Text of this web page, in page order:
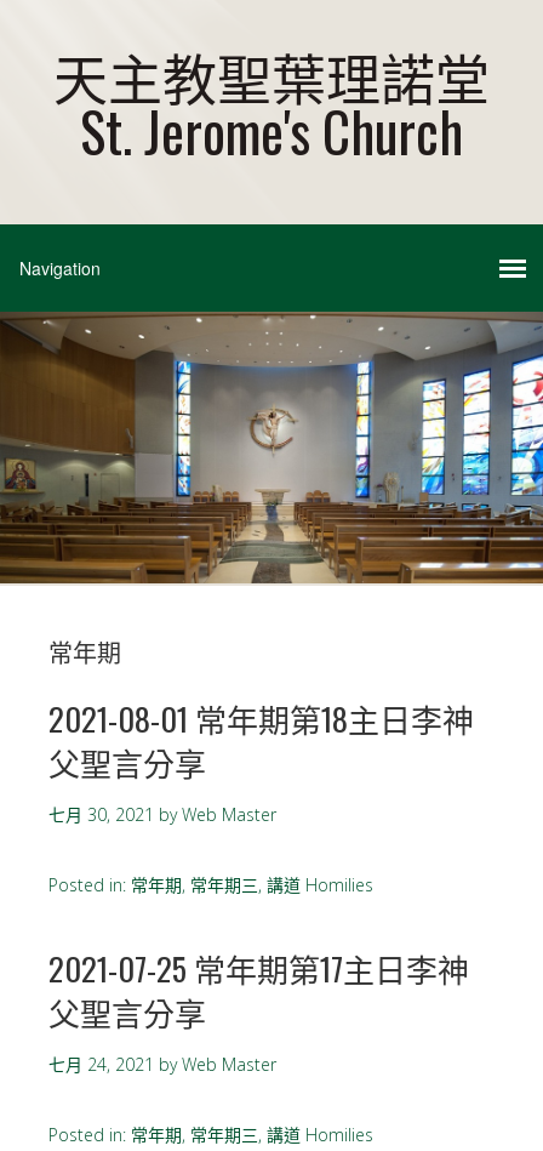
天主教聖葉理諾堂
St. Jerome's Church
常年期
2021-08-01 常年期第18主日李神
父聖言分享
七月 30, 2021 byWeb Master
Posted in: 常年期, 常年期三, 講道 Homilies
2021-07-25 常年期第17主日李神
父聖言分享
七月 24, 2021 byWeb Master
Posted in: 常年期, 常年期三, 講道 Homilies